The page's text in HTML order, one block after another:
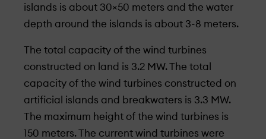
islands is about 30×50 meters and the water
depth around the islands is about 3-8 meters.
The total capacity of the wind turbines
constructed on land is 3.2 MW. The total
capacity of the wind turbines constructed on
artificial islands and breakwaters is 3.3 MW.
The maximum height of the wind turbines is
150 meters. The current wind turbines were